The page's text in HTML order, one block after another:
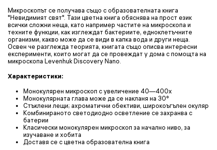
Микроскопът се получава също с образователната книга
"Невидимият свят". Тази цветна книга обяснява на прост език
всички сложни неща, като например частите на микроскопа и
техните функции, как изглеждат бактериите, едноклетъчните
организми, какво може да се види в капка вода и други неща.
Освен че разглежда теорията, книгата също описва интересни
експерименти, които могат да се провеждат у дома с помощта на
микроскопа Levenhuk Discovery Nano.
Характеристики:
Монокулярен микроскоп с увеличение 40—400x
Монокулярната глава може да се накланя на 30°
Стъклени лещи; ахроматични обективи, широкоъгълен окуляр
Комбинираното светодиодно осветление се захранва с
батерии
Класически монокулярен микроскоп за начално ниво, за
изучаване и хобита
Доставя се с цветна образователна книга